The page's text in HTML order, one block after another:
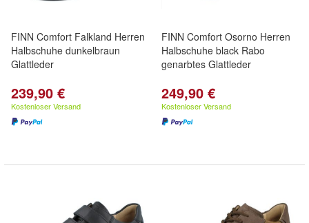
FINN Comfort Falkland Herren
Halbschuhe dunkelbraun
Glattleder
239,90 €
Kostenloser Versand
FINN Comfort Osorno Herren
Halbschuhe black Rabo
genarbtes Glattleder
249,90 €
Kostenloser Versand